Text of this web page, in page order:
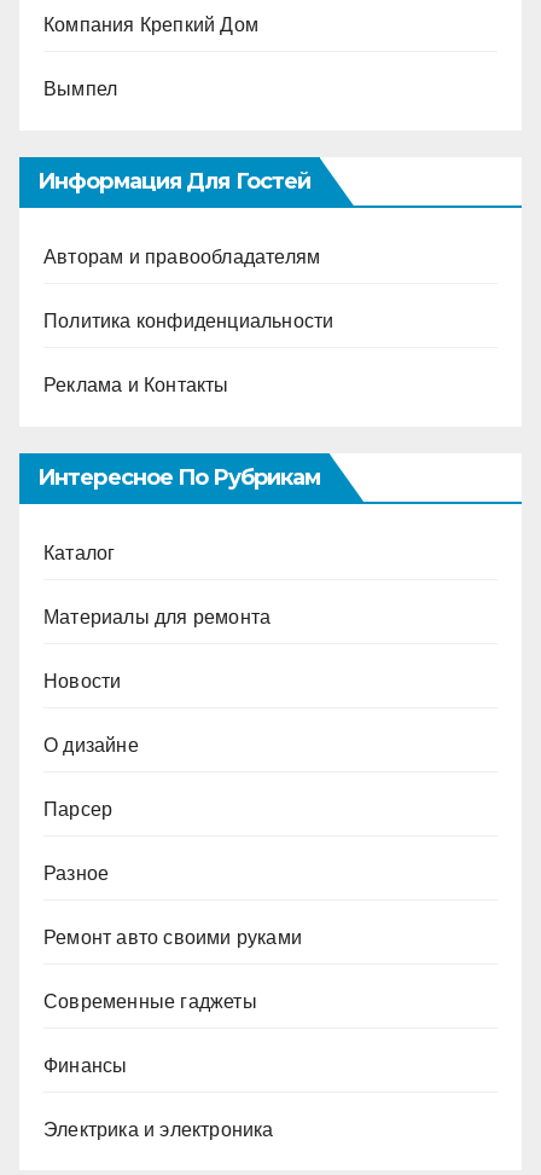
Компания Крепкий Дом
Вымпел
Информация Для Гостей
Авторам и правообладателям
Политика конфиденциальности
Реклама и Контакты
Интересное По Рубрикам
Каталог
Материалы для ремонта
Новости
О дизайне
Парсер
Разное
Ремонт авто своими руками
Современные гаджеты
Финансы
Электрика и электроника